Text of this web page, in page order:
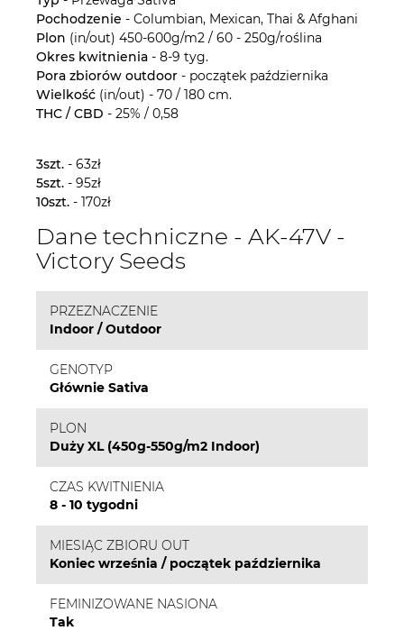
Pochodzenie - Columbian, Mexican, Thai & Afghani
Plon (in/out) 450-600g/m2 / 60 - 250g/roślina
Okres kwitnienia - 8-9 tyg.
Pora zbiorów outdoor - początek października
Wielkość (in/out) - 70 / 180 cm.
THC / CBD - 25% / 0,58
3szt. - 63zł
5szt. - 95zł
10szt. - 170zł
Dane techniczne - AK-47V -
Victory Seeds
PRZEZNACZENIE
Indoor / Outdoor
GENOTYP
Głównie Sativa
PLON
Duży XL (450g-550g/m2 Indoor)
CZAS KWITNIENIA
8 - 10 tygodni
MIESIĄC ZBIORU OUT
Koniec września / początek października
FEMINIZOWANE NASIONA
Tak